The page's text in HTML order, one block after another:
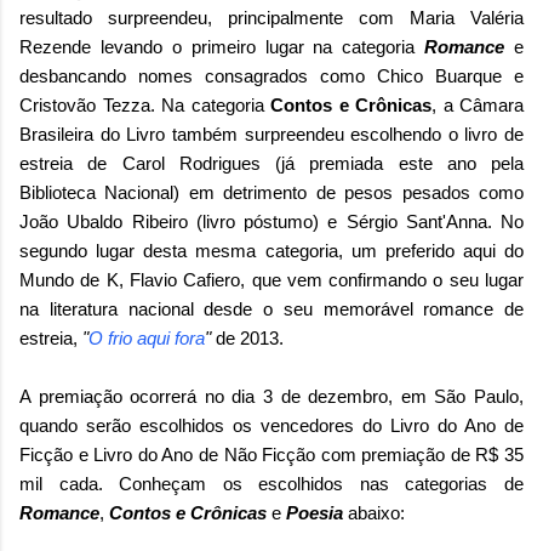
resultado surpreendeu, principalmente com Maria Valéria
Rezende levando o primeiro lugar na categoriaRomance e
desbancando nomes consagrados como Chico Buarque e
Cristovão Tezza. Na categoria Contos e Crônicas, a Câmara
Brasileira do Livro também surpreendeu escolhendo o livro de
estreia de Carol Rodrigues (já premiada este ano pela
Biblioteca Nacional) em detrimento de pesos pesados como
João Ubaldo Ribeiro (livro póstumo) e Sérgio Sant'Anna. No
segundo lugar desta mesma categoria, um preferido aqui do
Mundo de K, Flavio Cafiero, que vem confirmando o seu lugar
na literatura nacional desde o seu memorável romance de
estreia, "O frio aqui fora"de 2013.
A premiação ocorrerá no dia 3 de dezembro, em São Paulo,
quando serão escolhidos os vencedores do Livro do Ano de
Ficção e Livro do Ano de Não Ficção com premiação de R$ 35
mil cada. Conheçam os escolhidos nas categorias de
Romance, Contos e Crônicas e Poesia abaixo: